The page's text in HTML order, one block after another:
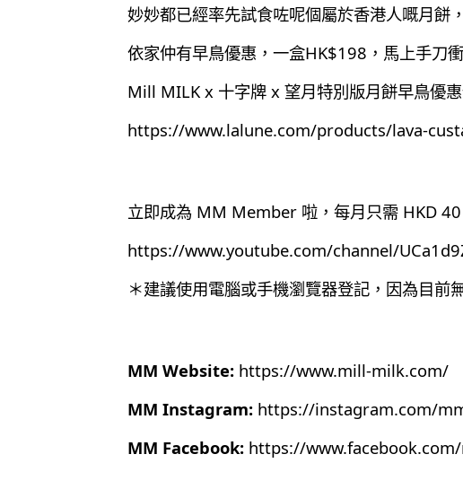
妙妙都已經率先試食咗呢個屬於香港人嘅月餅
依家仲有早鳥優惠，一盒HK$198，馬上手刀
Mill MILK x 十字牌 x 望月特別版月餅早鳥優惠
https://www.lalune.com/products/lava-
立即成為 MM Member 啦，每月只需 HKD 40
https://www.youtube.com/channel/
＊建議使用電腦或手機瀏覽器登記，因為目前
MM Website: https://www.mill-milk.com/
MM Instagram: https://instagram.com/
MM Facebook: https://